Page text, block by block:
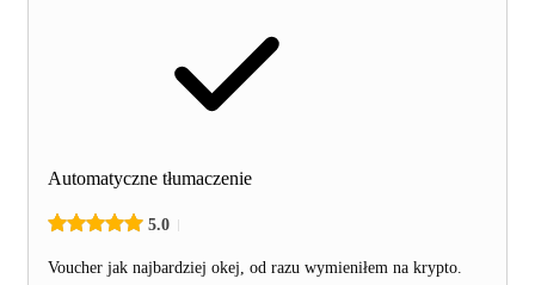
Automatyczne tłumaczenie
5.0
Voucher jak najbardziej okej, od razu wymieniłem na krypto.